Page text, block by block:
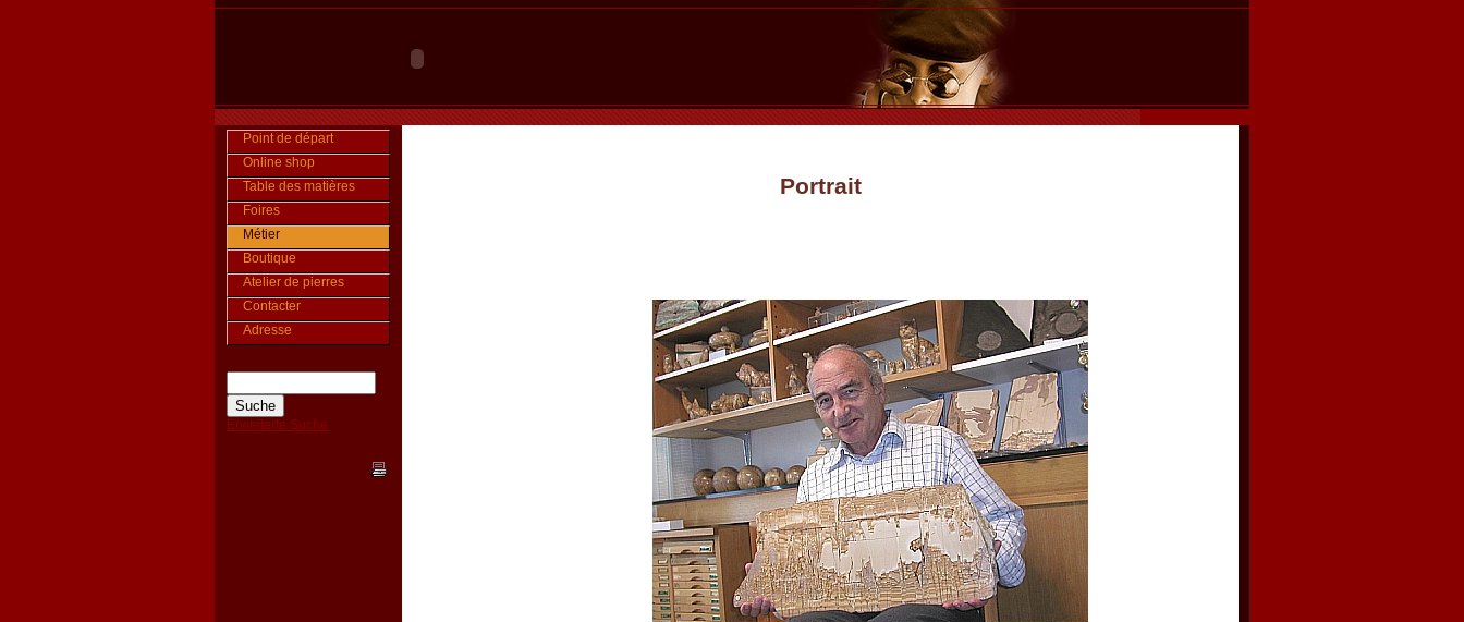
Point de départ
Online shop
Table des matières
Foires
Métier
Boutique
Atelier de pierres
Contacter
Adresse
Erweiterte Suche
Portrait